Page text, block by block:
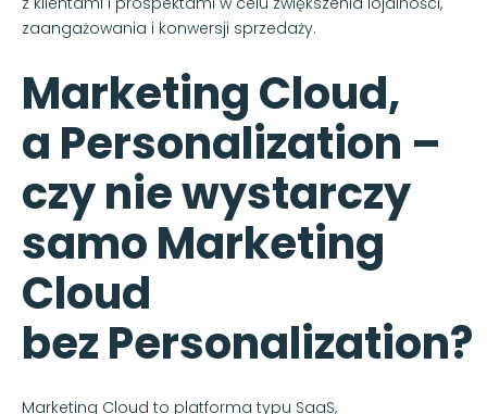
zaangażowania i konwersji sprzedaży.
Marketing Cloud,
a Personalization –
czy nie wystarczy
samo Marketing
Cloud
bez Personalization?
Marketing Cloud to platforma typu SaaS,